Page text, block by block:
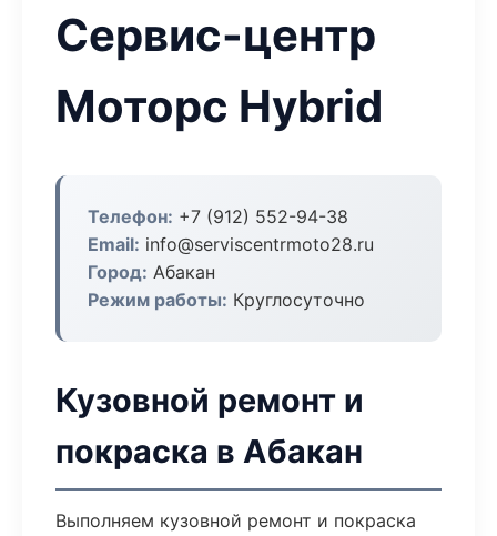
Сервис-центр
Моторс Hybrid
Телефон: +7 (912) 552-94-38
Email: info@serviscentrmoto28.ru
Город: Абакан
Режим работы: Круглосуточно
Кузовной ремонт и
покраска в Абакан
Выполняем кузовной ремонт и покраска